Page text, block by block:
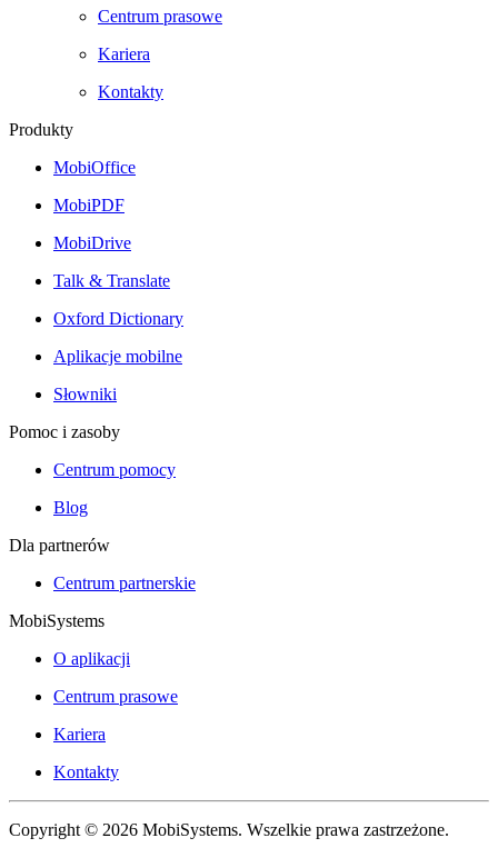
Centrum prasowe
Kariera
Kontakty
Produkty
MobiOffice
MobiPDF
MobiDrive
Talk & Translate
Oxford Dictionary
Aplikacje mobilne
Słowniki
Pomoc i zasoby
Centrum pomocy
Blog
Dla partnerów
Centrum partnerskie
MobiSystems
O aplikacji
Centrum prasowe
Kariera
Kontakty
Copyright © 2026 MobiSystems. Wszelkie prawa zastrzeżone.